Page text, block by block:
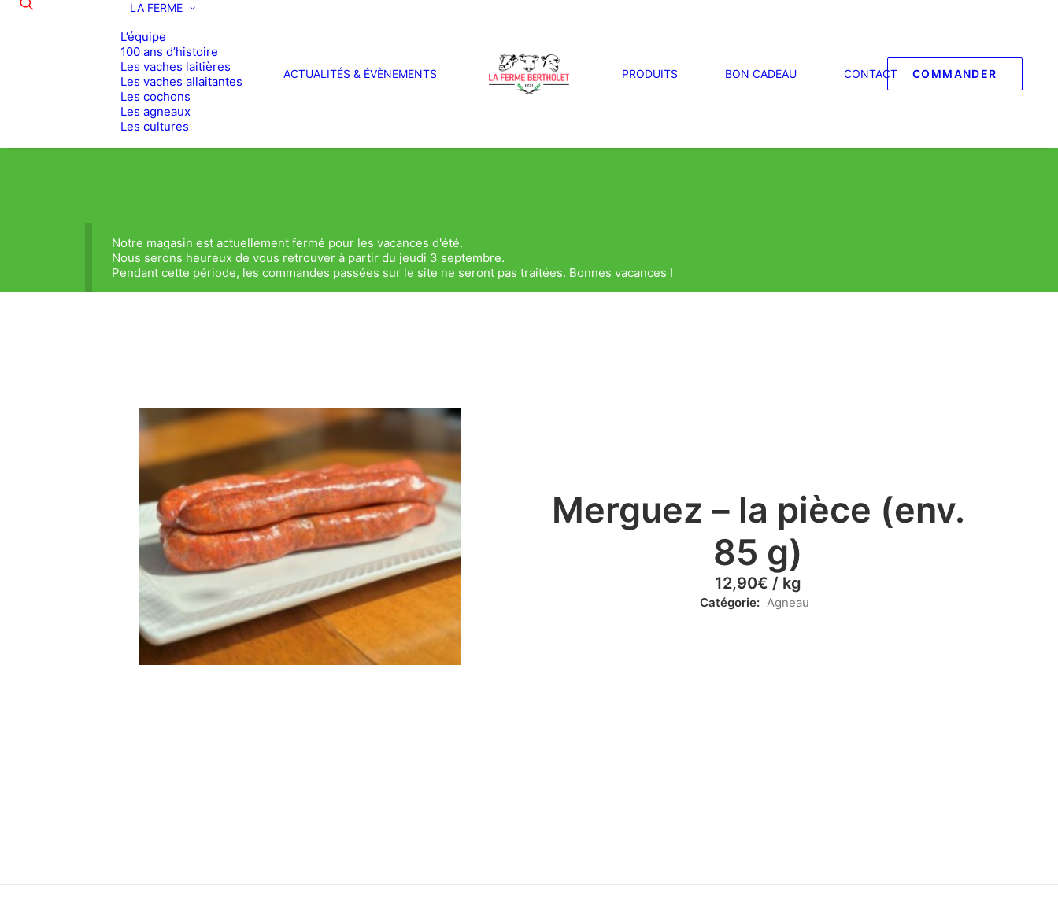
COMMANDER
LA FERME
L’équipe
100 ans d’histoire
Les vaches laitières
Les vaches allaitantes
Les cochons
Les agneaux
Les cultures
ACTUALITÉS & ÉVÈNEMENTS PRODUITS BON CADEAU CONTACT
Notre magasin est actuellement fermé pour les vacances d'été.
Nous serons heureux de vous retrouver à partir du jeudi 3 septembre.
Pendant cette période, les commandes passées sur le site ne seront pas traitées. Bonnes vacances !
Merguez – la pièce (env.
85 g)
12,90€ / kg
Catégorie: Agneau